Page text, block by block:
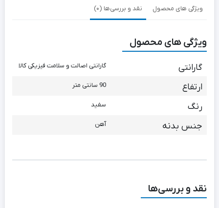
90
سانتی
ویژگی های محصول نقد و بررسی‌ها (0)
ویژگی های محصول
گارانتی گارانتی اصالت و سلامت فیزیکی کالا
ارتفاع 90 سانتی متر
رنگ سفید
جنس بدنه آهن
نقد و بررسی‌ها